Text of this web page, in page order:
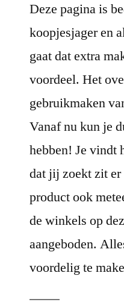
Deze pagina is
koopjesjager en
gaat dat extra
voordeel. Het
gebruikmaken
Vanaf nu kun je
hebben! Je vindt
dat jij zoekt zit
product ook
de winkels op
aangeboden.
voordelig te